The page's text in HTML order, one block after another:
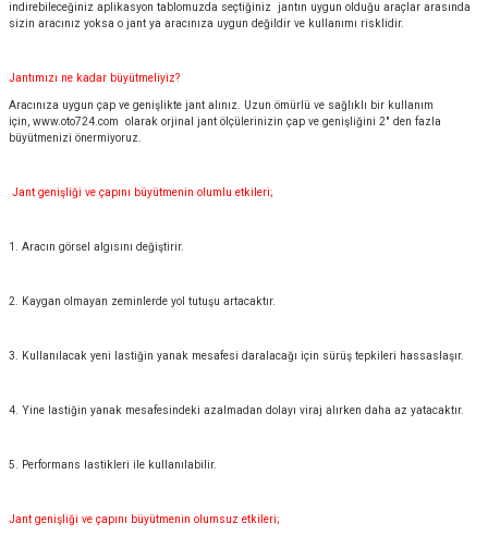
indirebileceğiniz aplikasyon tablomuzda seçtiğiniz jantın uygun olduğu araçlar arasında
sizin aracınız yoksa o jant ya aracınıza uygun değildir ve kullanımı risklidir.
Jantımızı ne kadar büyütmeliyiz?
Aracınıza uygun çap ve genişlikte jant alınız. Uzun ömürlü ve sağlıklı bir kullanım
için, www.oto724.com olarak orjinal jant ölçülerinizin çap ve genişliğini 2" den fazla
büyütmenizi önermiyoruz.
Jant genişliği ve çapını büyütmenin olumlu etkileri;
1. Aracın görsel algısını değiştirir.
2. Kaygan olmayan zeminlerde yol tutuşu artacaktır.
3. Kullanılacak yeni lastiğin yanak mesafesi daralacağı için sürüş tepkileri hassaslaşır.
4. Yine lastiğin yanak mesafesindeki azalmadan dolayı viraj alırken daha az yatacaktır.
5. Performans lastikleri ile kullanılabilir.
Jant genişliği ve çapını büyütmenin olumsuz etkileri;